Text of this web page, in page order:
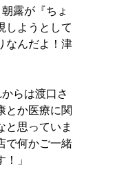
露が『ちょ
しようとして
なんだよ！津
らは渡口さ
とか医療に関
と思っていま
で何かご一緒
」